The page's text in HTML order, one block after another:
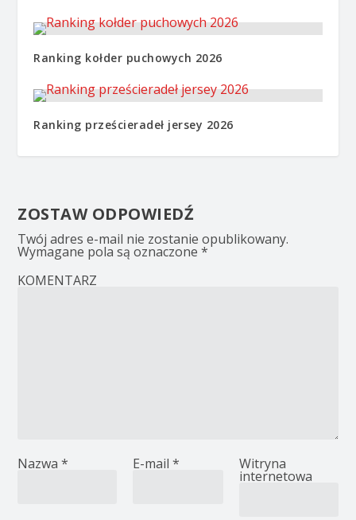
Ranking kołder puchowych 2026
Ranking prześcieradeł jersey 2026
ZOSTAW ODPOWIEDŹ
Twój adres e-mail nie zostanie opublikowany.
Wymagane pola są oznaczone*
KOMENTARZ
Nazwa* E-mail * Witryna
internetowa